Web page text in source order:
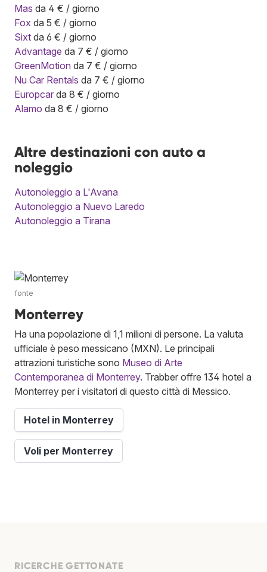
Mas da 4 € / giorno
Fox da 5 € / giorno
Sixt da 6 € / giorno
Advantage da 7 € / giorno
GreenMotion da 7 € / giorno
Nu Car Rentals da 7 € / giorno
Europcar da 8 € / giorno
Alamo da 8 € / giorno
Altre destinazioni con auto a
noleggio
Autonoleggio a L'Avana
Autonoleggio a Nuevo Laredo
Autonoleggio a Tirana
fonte
Monterrey
Ha una popolazione di 1,1 milioni di persone. La valuta
ufficiale è peso messicano (MXN). Le principali
attrazioni turistiche sono Museo di Arte
Contemporanea di Monterrey. Trabber offre 134 hotel a
Monterrey per i visitatori di questo città di Messico.
Hotel in Monterrey
Voli per Monterrey
RICERCHE GETTONATE